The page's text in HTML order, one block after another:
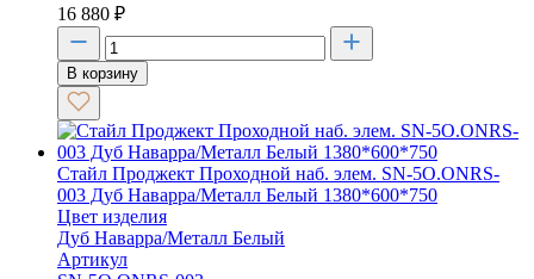
16 880 ₽
В корзину
Стайл Проджект Проходной наб. элем. SN-5O.ONRS-
003 Дуб Наварра/Металл Белый 1380*600*750
Цвет изделия
Дуб Наварра/Металл Белый
Артикул